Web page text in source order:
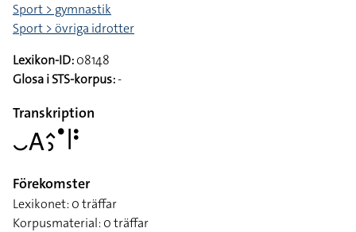
Sport > gymnastik
Sport > övriga idrotter
Lexikon-ID:08148
Glosa i STS-korpus:-
Transkription
􌤛􌤤􌤵􌤶􌤟􌥼􌥻
Förekomster
Lexikonet: 0 träffar
Korpusmaterial: 0 träffar